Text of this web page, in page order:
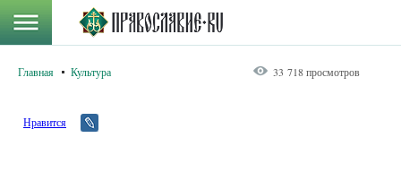
Главная Культура 33 718 просмотров
Нравится